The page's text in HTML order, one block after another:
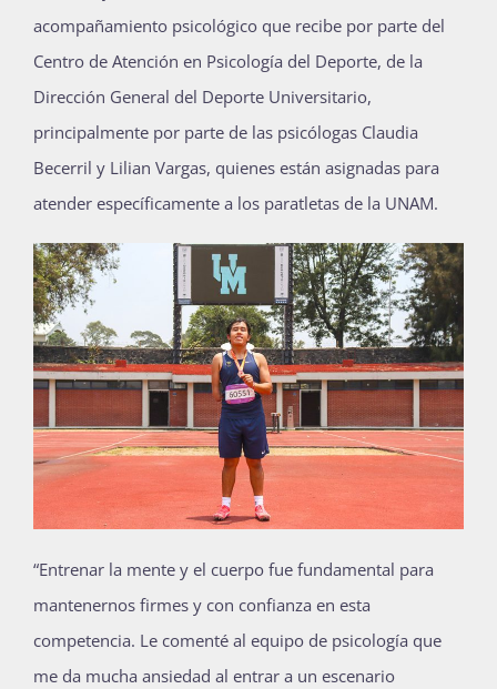
acompañamiento psicológico que recibe por parte del
Centro de Atención en Psicología del Deporte, de la
Dirección General del Deporte Universitario,
principalmente por parte de las psicólogas Claudia
Becerril y Lilian Vargas, quienes están asignadas para
atender específicamente a los paratletas de la UNAM.
“Entrenar la mente y el cuerpo fue fundamental para
mantenernos firmes y con confianza en esta
competencia. Le comenté al equipo de psicología que
me da mucha ansiedad al entrar a un escenario